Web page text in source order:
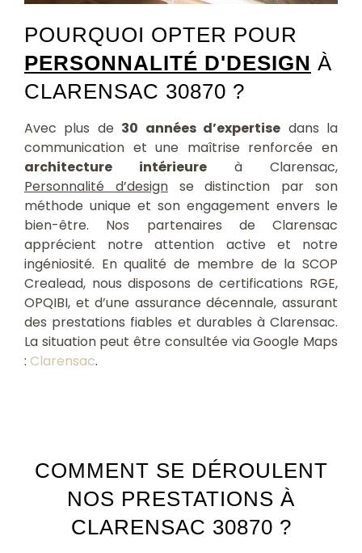
POURQUOI OPTER POUR
PERSONNALITÉ D'DESIGN À
CLARENSAC 30870 ?
Avec plus de 30 années d’expertise dans la
communication et une maîtrise renforcée en
architecture intérieure à Clarensac,
Personnalité d’designse distinction par son
méthode unique et son engagement envers le
bien-être. Nos partenaires de Clarensac
apprécient notre attention active et notre
ingéniosité. En qualité de membre de la SCOP
Crealead, nous disposons de certifications RGE,
OPQIBI, et d’une assurance décennale, assurant
des prestations fiables et durables à Clarensac.
La situation peut être consultée via Google Maps
: Clarensac.
COMMENT SE DÉROULENT
NOS PRESTATIONS À
CLARENSAC 30870 ?